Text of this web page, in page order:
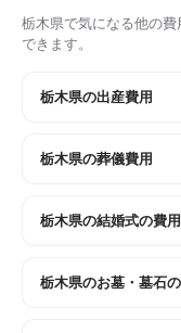
栃木県で気になる他の
できます。
栃木県の出産費用
栃木県の葬儀費用
栃木県の結婚式の費用
栃木県のお墓・墓石